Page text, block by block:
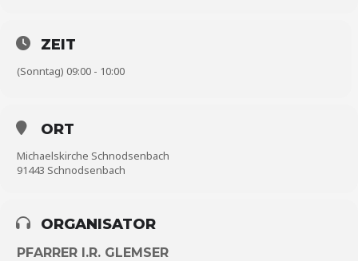
ZEIT
(Sonntag) 09:00 - 10:00
ORT
Michaelskirche Schnodsenbach
91443 Schnodsenbach
ORGANISATOR
PFARRER I.R. GLEMSER